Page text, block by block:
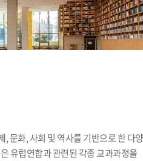
, 문화, 사회 및 역사를 기반으로 한 다
유럽연합과 관련된 각종 교과과정을